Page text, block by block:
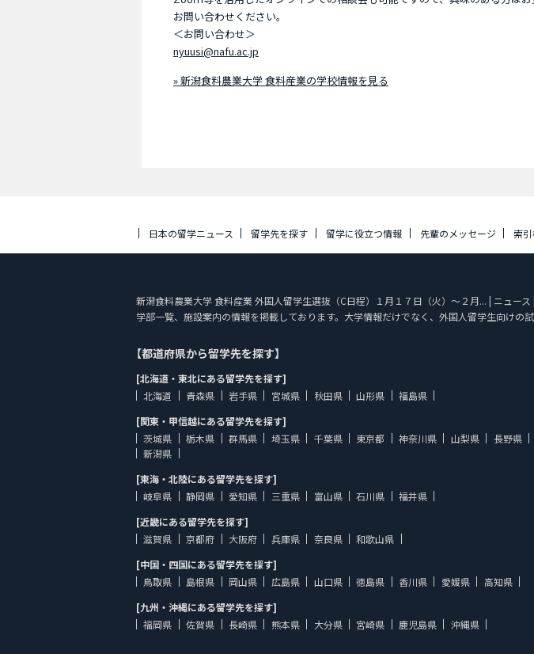
お問い合わせください。
＜お問い合わせ＞
nyuusi@nafu.ac.jp
» 新潟食料農業大学 食料産業の学校情報を見る
日本の留学ニュース 留学先を探す 留学に役立つ情報 先輩のメッセージ 索
新潟食料農業大学 食料産業 外国人留学生選抜（C日程）１月１７日（火）～２月... | ニュー
学部一覧、施設案内の情報を掲載しております。大学情報だけでなく、外国人留学生向けの
【都道府県から留学先を探す】
[北海道・東北にある留学先を探す]
北海道
青森県 岩手県 宮城県 秋田県 山形県
福島県
[関東・甲信越にある留学先を探す]
茨城県
栃木県 群馬県 埼玉県 千葉県 東京都 神奈川県 山梨県
長野県
新潟県
[東海・北陸にある留学先を探す]
岐阜県
静岡県 愛知県 三重県 富山県 石川県
福井県
[近畿にある留学先を探す]
滋賀県
京都府 大阪府 兵庫県 奈良県
和歌山県
[中国・四国にある留学先を探す]
鳥取県
島根県 岡山県 広島県 山口県 徳島県 香川県 愛媛県
高知県
[九州・沖縄にある留学先を探す]
福岡県
佐賀県 長崎県 熊本県 大分県 宮崎県 鹿児島県 沖縄県